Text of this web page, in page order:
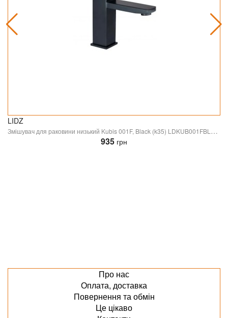
LIDZ
Змішувач для раковини низький Kubis 001F, Black (k35) LDKUB001FBLA43376 Lidz
935 грн
Про нас
Оплата, доставка
Повернення та обмін
Це цікаво